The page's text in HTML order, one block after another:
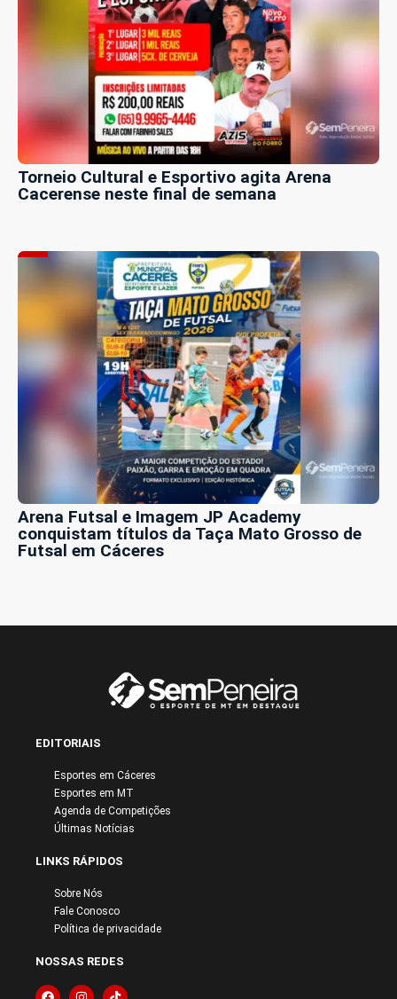
Torneio Cultural e Esportivo agita Arena
Cacerense neste final de semana
Arena Futsal e Imagem JP Academy
conquistam títulos da Taça Mato Grosso de
Futsal em Cáceres
EDITORIAIS
Esportes em Cáceres
Esportes em MT
Agenda de Competições
Últimas Notícias
LINKS RÁPIDOS
Sobre Nós
Fale Conosco
Política de privacidade
NOSSAS REDES